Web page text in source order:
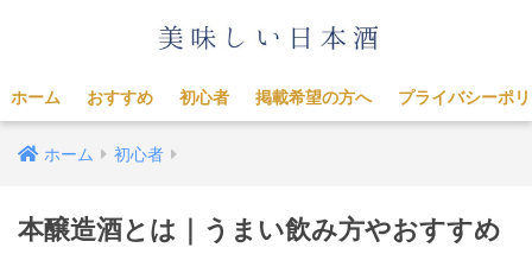
ホーム おすすめ 初心者 掲載希望の方へ プライバシーポ
ホーム 初心者
本醸造酒とは｜うまい飲み方やおすすめ